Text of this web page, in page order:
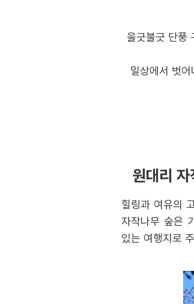
울긋불긋 단풍
일상에서 벗
원대리
힐링과 여유의
자작나무 숲은
있는 여행지로